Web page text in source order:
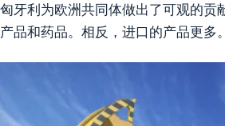
匈牙利为欧洲共同体做出了可观的贡
产品和药品。相反，进口的产品更多